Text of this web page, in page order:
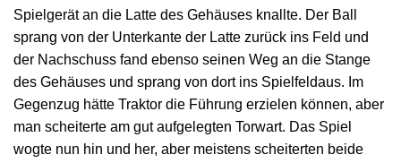
Spielgerät an die Latte des Gehäuses knallte. Der Ball
sprang von der Unterkante der Latte zurück ins Feld und
der Nachschuss fand ebenso seinen Weg an die Stange
des Gehäuses und sprang von dort ins Spielfeldaus. Im
Gegenzug hätte Traktor die Führung erzielen können, aber
man scheiterte am gut aufgelegten Torwart. Das Spiel
wogte nun hin und her, aber meistens scheiterten beide